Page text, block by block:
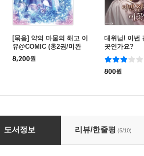
[묶음] 약의 마물의 해고 이
유@COMIC (총2권/미완
결)
8,200원
대위님! 이번
곳인가요?
800원
때로, 불량아 06권
도서정보 리뷰/한줄평 (5/10)